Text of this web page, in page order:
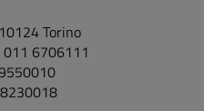
Torino
6706111